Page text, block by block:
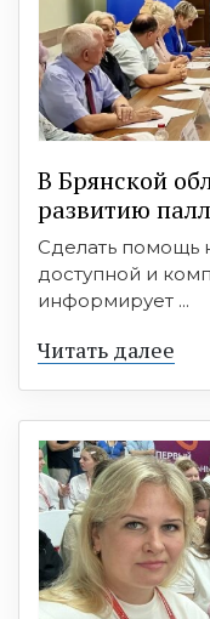
В Брянской
развитию
Сделать помощь
доступной и
информирует ...
Читать далее